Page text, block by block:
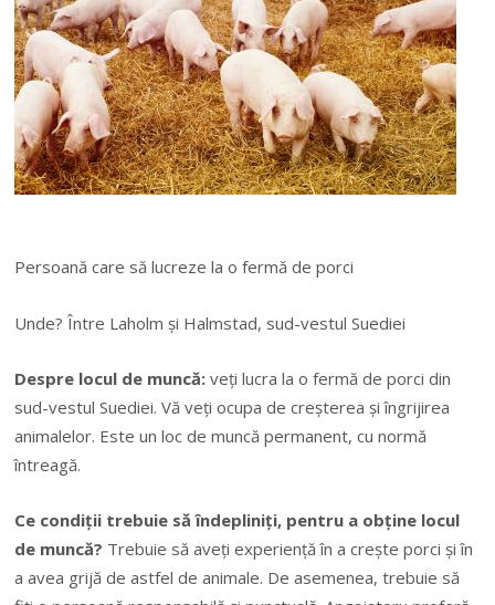
Persoană care să lucreze la o fermă de porci
Unde? Între Laholm și Halmstad, sud-vestul Suediei
Despre locul de muncă: veți lucra la o fermă de porci din
sud-vestul Suediei. Vă veți ocupa de creșterea și îngrijirea
animalelor. Este un loc de muncă permanent, cu normă
întreagă.
Ce condiții trebuie să îndepliniți, pentru a obține locul
de muncă? Trebuie să aveți experiență în a crește porci și în
a avea grijă de astfel de animale. De asemenea, trebuie să